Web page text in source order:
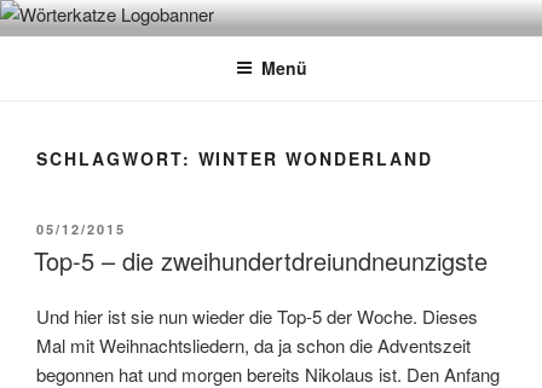
Zum
InhaltWÖRTERKATZE
Von Büchern erzählen
Menü
SCHLAGWORT: WINTER WONDERLAND
VERÖFFENTLICHT
AM
05/12/2015
Top-5 – die zweihundertdreiundneunzigste
Und hier ist sie nun wieder die Top-5 der Woche. Dieses
Mal mit Weihnachtsliedern, da ja schon die Adventszeit
begonnen hat und morgen bereits Nikolaus ist. Den Anfang